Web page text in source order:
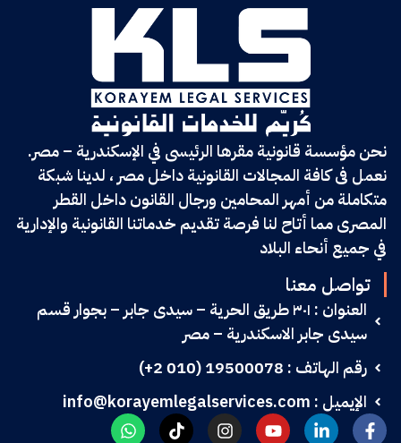
نحن مؤسسة قانونية مقرها الرئيسى في الإسكندرية – مصر.
نعمل فى كافة المجالات القانونية داخل مصر ، لدينا شبكة
متكاملة من أمهر المحامين ورجال القانون داخل القطر
المصرى مما أتاح لنا فرصة تقديم خدماتنا القانونية والإدارية
في جميع أنحاء البلاد
تواصل معنا
العنوان : ٣٠١ طريق الحرية – سيدى جابر – بجوار قسم
سيدى جابر الاسكندرية – مصر
رقم الهاتف : 19500078 (010 2+)
الإيميل : info@korayemlegalservices.com